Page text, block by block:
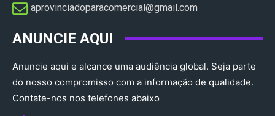
aprovinciadoparacomercial@gmail.com​
ANUNCIE AQUI
Anuncie aqui e alcance uma audiência global. Seja parte
do nosso compromisso com a informação de qualidade.
Contate-nos nos telefones abaixo